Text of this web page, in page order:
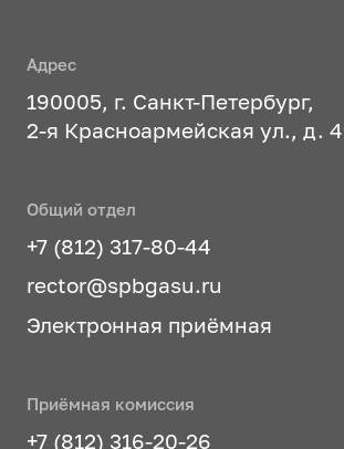
Адрес
190005, г. Санкт-Петербург,
2-я Красноармейская ул., д. 4
Общий отдел
+7 (812) 317-80-44
rector@spbgasu.ru
Электронная приёмная
Приёмная комиссия
+7 (812) 316-20-26